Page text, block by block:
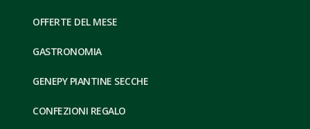
OFFERTE DEL MESE
GASTRONOMIA
GENEPY PIANTINE SECCHE
CONFEZIONI REGALO